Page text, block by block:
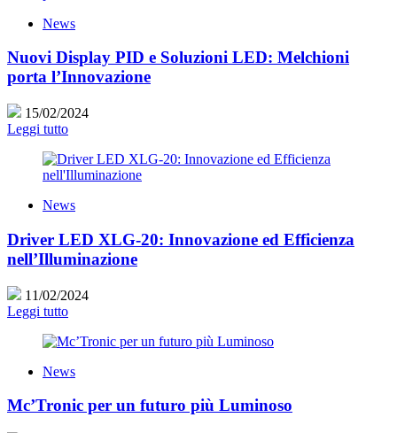
News
Nuovi Display PID e Soluzioni LED: Melchioni
porta l’Innovazione
15/02/2024
Leggi tutto
News
Driver LED XLG-20: Innovazione ed Efficienza
nell’Illuminazione
11/02/2024
Leggi tutto
News
Mc’Tronic per un futuro più Luminoso